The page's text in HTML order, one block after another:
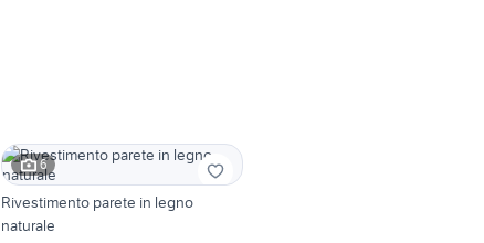
6
Rivestimento parete in legno
naturale